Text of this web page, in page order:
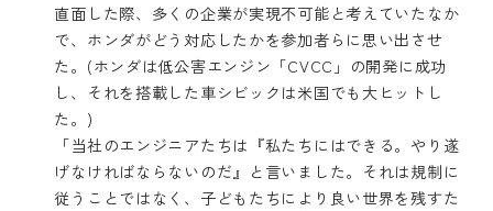
直面した際、多くの企業が実現不可能と考えていたなか
で、ホンダがどう対応したかを参加者らに思い出させ
た。(ホンダは低公害エンジン「CVCC」の開発に成功
し、それを搭載した車シビックは米国でも大ヒットし
た。)
「当社のエンジニアたちは『私たちにはできる。やり遂
げなければならないのだ』と言いました。それは規制に
従うことではなく、子どもたちにより良い世界を残すた